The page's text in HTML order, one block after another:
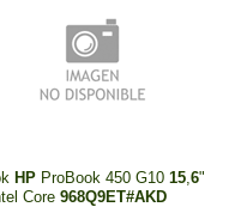
HP ProBook 450 G1015,6"
Core968Q9ET#AKD